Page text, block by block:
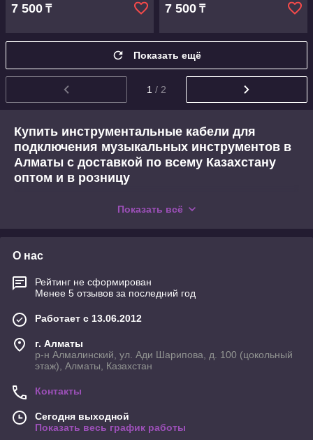
7 500 ₸ 7 500 ₸
Показать ещё
1 / 2
Купить инструментальные кабели для
подключения музыкальных инструментов в
Алматы с доставкой по всему Казахстану
оптом и в розницу
довольно просто, так как они все одинаковые. В реальности
необходимо выбрать надежного производителя и хорошего
отличаться высокими качественными показателями.
Продажа кабелей для подключения гитары к
комбоусилителю оптом и в розницу по
Вся сложность такого изделия, как кабель для
электроакустической гитары заключается в том, что данный
девайс передает звучание, снятое с звукоснимателя. То есть
передаваемый сигнал может легко поймать помехи, которые
на усилители будут принимать форму шипения. При выборе
изделия крайне важно оценить ряд параметров:
Показать всё
О нас
Рейтинг не сформирован
Менее 5 отзывов за последний год
Работает с 13.06.2012
г. Алматы
р-н Алмалинский, ул. Ади Шарипова, д. 100 (цокольный
этаж), Алматы, Казахстан
Контакты
Сегодня выходной
Показать весь график работы